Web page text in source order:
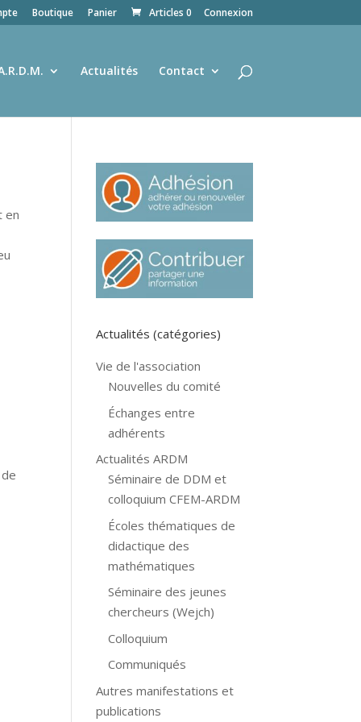
Connexion
Boutique Panier Articles 0
Actualités Contact
en
Actualités (catégories)
Vie de l'association
Nouvelles du comité
Échanges entre
adhérents
Actualités ARDM
Séminaire de DDM et
colloquium CFEM-ARDM
Écoles thématiques de
didactique des
mathématiques
Séminaire des jeunes
chercheurs (Wejch)
Colloquium
Communiqués
Autres manifestations et
publications